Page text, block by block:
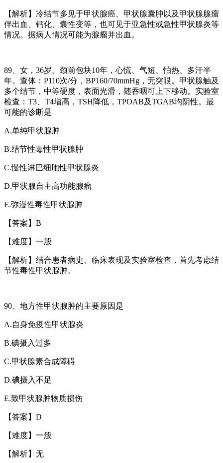
【解析】冷结节多见于甲状腺癌、甲状腺囊肿以及甲状腺腺瘤
伴出血、钙化、囊性变等，也可见于亚急性或急性甲状腺炎等
情况。据病人情况可能为腺瘤并出血。
89 、女， 36岁。颈前包块10年，心慌、气短、怕热、多汗半
年。查体： P110次/分， BP160/70mmHg ，无突眼。甲状腺触及
多个结节，中等硬度，表面光滑，随吞咽可上下移动。实验室
检查： T3 T4增高， TSH降低， TPOAB及TGAB均阴性。最
可能的诊断是
A.单纯甲状腺肿
B.结节性毒性甲状腺肿
C.慢性淋巴细胞性甲状腺炎
D.甲状腺自主高功能腺瘤
E.弥漫性毒性甲状腺肿
【答案】 B
【难度】一般
【解析】结合患者病史、临床表现及实验室检查，首先考虑结
节性毒性甲状腺肿。
90 、地方性甲状腺肿的主要原因是
A.自身免疫性甲状腺炎
B.碘摄入过多
C.甲状腺素合成障碍
D.碘摄入不足
E.致甲状腺肿物质损伤
【答案】 D
【难度】一般
【解析】无